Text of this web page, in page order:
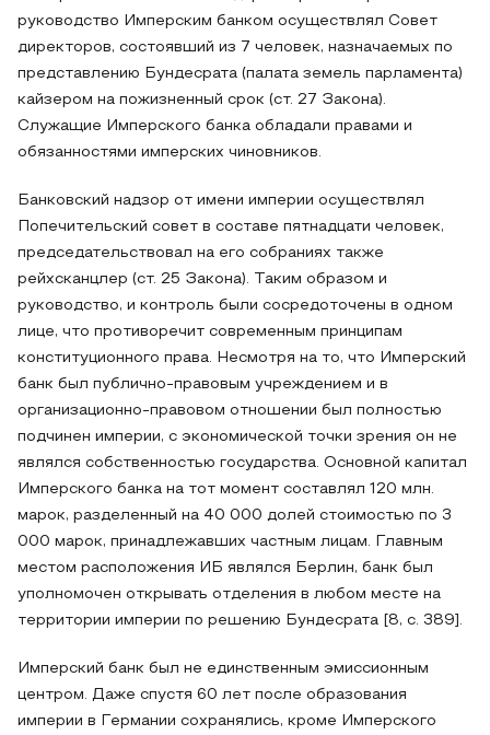
руководство Имперским банком осуществлял Совет
директоров, состоявший из 7 человек, назначаемых по
представлению Бундесрата (палата земель парламента)
кайзером на пожизненный срок (ст. 27 Закона).
Служащие Имперского банка обладали правами и
обязанностями имперских чиновников.
Банковский надзор от имени империи осуществлял
Попечительский совет в составе пятнадцати человек,
председательствовал на его собраниях также
рейхсканцлер (ст. 25 Закона). Таким образом и
руководство, и контроль были сосредоточены в одном
лице, что противоречит современным принципам
конституционного права. Несмотря на то, что Имперский
банк был публично-правовым учреждением и в
организационно-правовом отношении был полностью
подчинен империи, с экономической точки зрения он не
являлся собственностью государства. Основной капитал
Имперского банка на тот момент составлял 120 млн.
марок, разделенный на 40 000 долей стоимостью по 3
000 марок, принадлежавших частным лицам. Главным
местом расположения ИБ являлся Берлин, банк был
уполномочен открывать отделения в любом месте на
территории империи по решению Бундесрата [8, с. 389].
Имперский банк был не единственным эмиссионным
центром. Даже спустя 60 лет после образования
империи в Германии сохранялись, кроме Имперского